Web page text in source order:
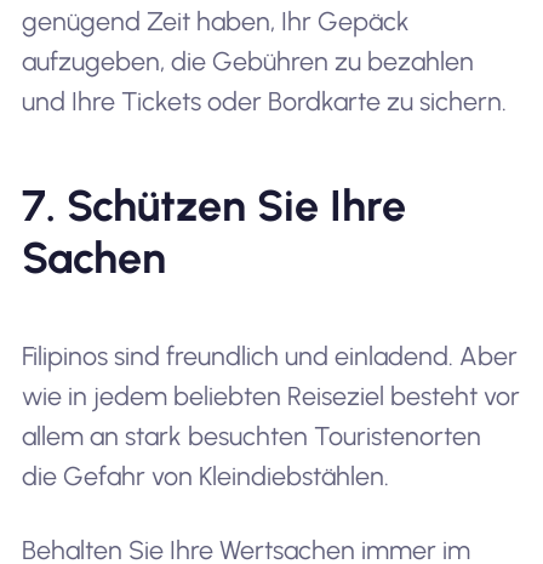
genügend Zeit haben, Ihr Gepäck
aufzugeben, die Gebühren zu bezahlen
und Ihre Tickets oder Bordkarte zu sichern.
7. Schützen Sie Ihre
Sachen
Filipinos sind freundlich und einladend. Aber
wie in jedem beliebten Reiseziel besteht vor
allem an stark besuchten Touristenorten
die Gefahr von Kleindiebstählen.
Behalten Sie Ihre Wertsachen immer im